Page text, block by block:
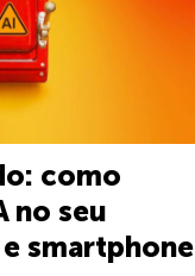
como
no seu
smartphone